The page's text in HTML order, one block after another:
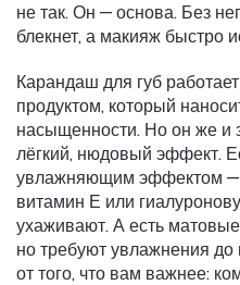
не так. Он — основа. Без
блекнет, а макияж быстро
Карандаш для губ
продуктом, который
насыщенности. Но он же и
лёгкий, нюдовый эффект.
увлажняющим эффектом —
витамин Е или
ухаживают. А есть
но требуют увлажнения
от того, что вам важнее: